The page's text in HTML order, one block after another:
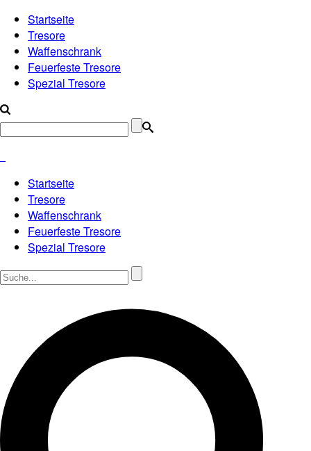
Startseite
Tresore
Waffenschrank
Feuerfeste Tresore
Spezial Tresore
Startseite
Tresore
Waffenschrank
Feuerfeste Tresore
Spezial Tresore